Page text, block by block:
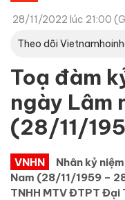
28/11/2022 lúc 21:00
Theo dõi
Toạ đàm
ngày Lâm
(28/11/
VNHN
Nhân kỷ
Nam (28/11/1959 –
TNHH MTV ĐTPT